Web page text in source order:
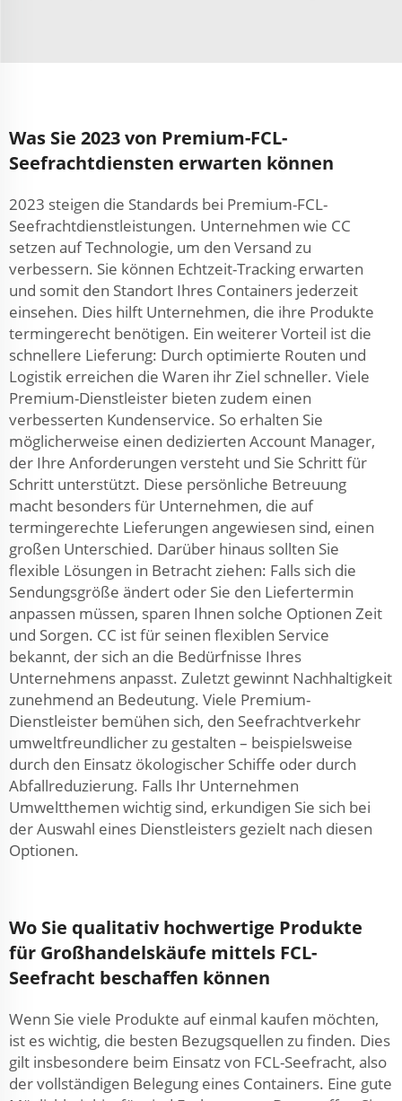
Was Sie 2023 von Premium-FCL-
Seefrachtdiensten erwarten können
2023 steigen die Standards bei Premium-FCL-
Seefrachtdienstleistungen. Unternehmen wie CC
setzen auf Technologie, um den Versand zu
verbessern. Sie können Echtzeit-Tracking erwarten
und somit den Standort Ihres Containers jederzeit
einsehen. Dies hilft Unternehmen, die ihre Produkte
termingerecht benötigen. Ein weiterer Vorteil ist die
schnellere Lieferung: Durch optimierte Routen und
Logistik erreichen die Waren ihr Ziel schneller. Viele
Premium-Dienstleister bieten zudem einen
verbesserten Kundenservice. So erhalten Sie
möglicherweise einen dedizierten Account Manager,
der Ihre Anforderungen versteht und Sie Schritt für
Schritt unterstützt. Diese persönliche Betreuung
macht besonders für Unternehmen, die auf
termingerechte Lieferungen angewiesen sind, einen
großen Unterschied. Darüber hinaus sollten Sie
flexible Lösungen in Betracht ziehen: Falls sich die
Sendungsgröße ändert oder Sie den Liefertermin
anpassen müssen, sparen Ihnen solche Optionen Zeit
und Sorgen. CC ist für seinen flexiblen Service
bekannt, der sich an die Bedürfnisse Ihres
Unternehmens anpasst. Zuletzt gewinnt Nachhaltigkeit
zunehmend an Bedeutung. Viele Premium-
Dienstleister bemühen sich, den Seefrachtverkehr
umweltfreundlicher zu gestalten – beispielsweise
durch den Einsatz ökologischer Schiffe oder durch
Abfallreduzierung. Falls Ihr Unternehmen
Umweltthemen wichtig sind, erkundigen Sie sich bei
der Auswahl eines Dienstleisters gezielt nach diesen
Optionen.
Wo Sie qualitativ hochwertige Produkte
für Großhandelskäufe mittels FCL-
Seefracht beschaffen können
Wenn Sie viele Produkte auf einmal kaufen möchten,
ist es wichtig, die besten Bezugsquellen zu finden. Dies
gilt insbesondere beim Einsatz von FCL-Seefracht, also
der vollständigen Belegung eines Containers. Eine gute